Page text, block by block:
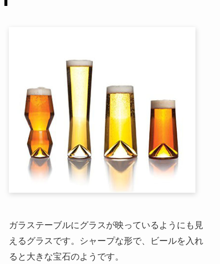
ガラステーブルにグラスが映っているようにも見
えるグラスです。シャープな形で、ビールを入れ
ると大きな宝石のようです。